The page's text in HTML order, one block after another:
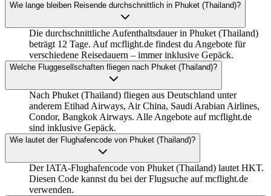
Wie lange bleiben Reisende durchschnittlich in Phuket (Thailand)?
Die durchschnittliche Aufenthaltsdauer in Phuket (Thailand)
beträgt 12 Tage. Auf mcflight.de findest du Angebote für
verschiedene Reisedauern – immer inklusive Gepäck.
Welche Fluggesellschaften fliegen nach Phuket (Thailand)?
Nach Phuket (Thailand) fliegen aus Deutschland unter
anderem Etihad Airways, Air China, Saudi Arabian Airlines,
Condor, Bangkok Airways. Alle Angebote auf mcflight.de
sind inklusive Gepäck.
Wie lautet der Flughafencode von Phuket (Thailand)?
Der IATA-Flughafencode von Phuket (Thailand) lautet HKT.
Diesen Code kannst du bei der Flugsuche auf mcflight.de
verwenden.